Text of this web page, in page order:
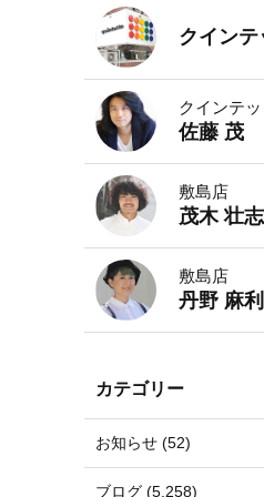
クイン
クインテ
佐藤 茂
敷島店
茂木 壮志
敷島店
丹野 麻
カテゴリー
お知らせ (52)
ブログ (5,258)